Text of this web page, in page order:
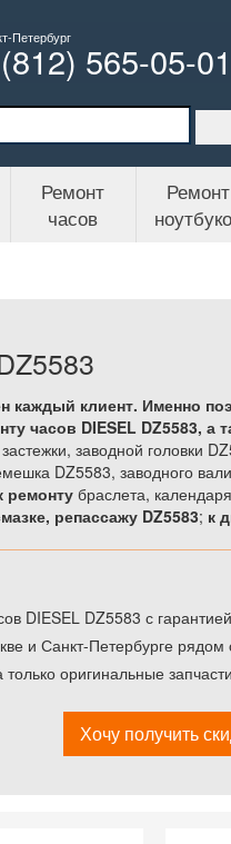
Петербург
565-05-01
Ремонт
часов
Ремонт
каждый клиент. Именно
часов DIESEL DZ5583, а
заводной головки
DZ5583, заводного
ремонту браслета,
репассажу DZ5583; к
DIESEL DZ5583 с
и Санкт-Петербурге рядом
оригинальные
Хочу получить